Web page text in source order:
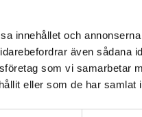
innehållet och
även sådana
som vi samarbetar
eller som de har samlat
att du besöker
Sverige. Vi erbjuder inte
kunna slutföra ett köp
vara i Sverige.Läs mer